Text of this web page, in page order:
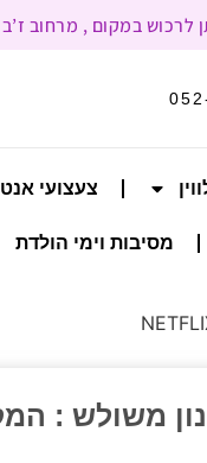
צעצועי
מסיבות וימי הולדת
משולש :